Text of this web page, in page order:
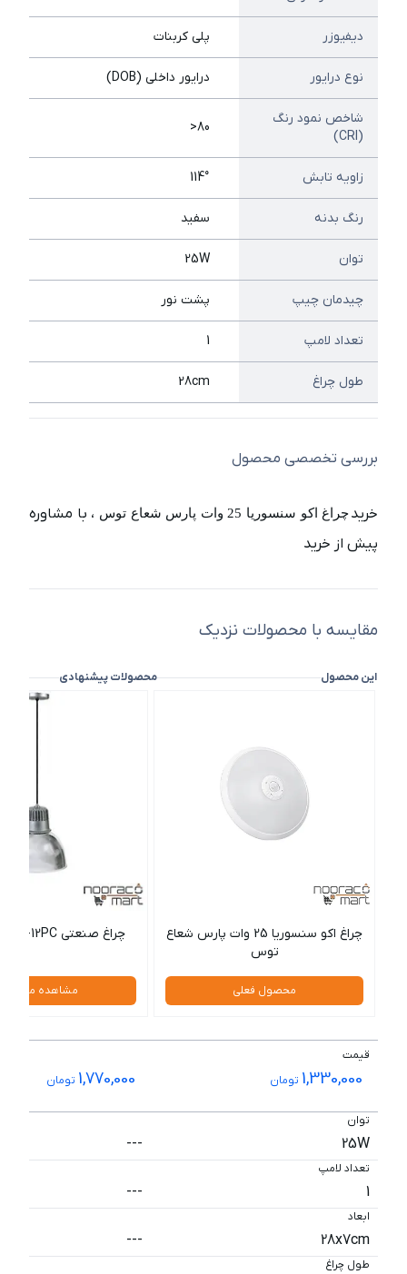
دیفیوزر پلی کربنات
نوع درایور درایور داخلی (ِDOB)
شاخص نمود رنگ
(CRI)
80<
زاویه تابش 114°
رنگ بدنه سفید
توان 25W
چیدمان چیپ پشت نور
تعداد لامپ 1
طول چراغ 28cm
بررسی تخصصی محصول
خریدچراغ اکو سنسوریا 25 وات پارس شعاع توس
، با مشاوره
پیش از خرید
مقایسه با محصولات نزدیک
این محصول محصولات پیشنهادی
چراغ اکو سنسوریا 25 وات پارس شعاع
توس
محصول فعلی
چراغ صنعتی SH-6157-12PC شعاع
مشاهده
قیمت
1,330,000 تومان 1,770,000 تومان
توان
25W
---
تعداد لامپ
1
---
ابعاد
28x7cm
---
طول چراغ